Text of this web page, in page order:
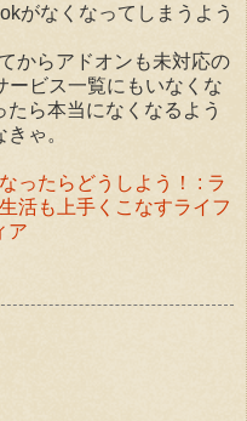
がなくなってしまうよう
からアドオンも未対応の
ービス一覧にもいなくな
ら本当になくなるよう
ゃ。
ったらどうしよう！ : ラ
活も上手くこなすライフ
ア